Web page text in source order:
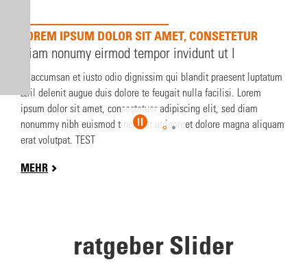
LOREM IPSUM DOLOR SIT AMET, CONSETETUR
Diam nonumy eirmod tempor invidunt ut l
Et accumsan et iusto odio dignissim qui blandit praesent luptatum
zzril delenit augue duis dolore te feugait nulla facilisi. Lorem
ipsum dolor sit amet, consectetuer adipiscing elit, sed diam
nonummy nibh euismod tincidunt ut laoreet dolore magna aliquam
erat volutpat. TEST
MEHR
ratgeber Slider